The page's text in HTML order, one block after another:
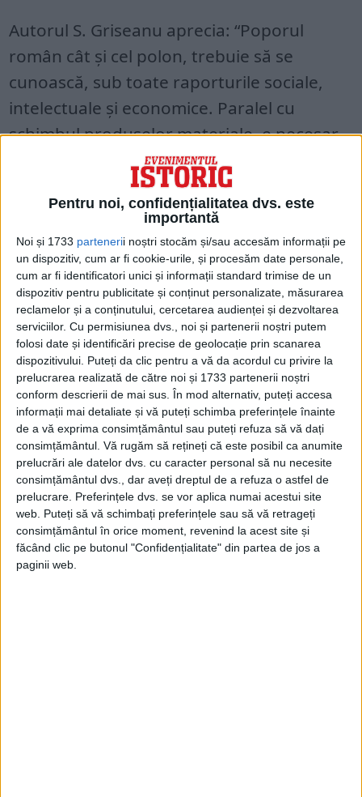
Pentru noi, confidențialitatea dvs. este
importantă
Noi și 1733 partenerii noștri stocăm și/sau accesăm informații pe
un dispozitiv, cum ar fi cookie-urile, și procesăm date personale,
cum ar fi identificatori unici și informații standard trimise de un
dispozitiv pentru publicitate și conținut personalizate, măsurarea
reclamelor și a conținutului, cercetarea audienței și dezvoltarea
serviciilor. Cu permisiunea dvs., noi și partenerii noștri putem
folosi date și identificări precise de geolocație prin scanarea
dispozitivului. Puteți da clic pentru a vă da acordul cu privire la
prelucrarea realizată de către noi și 1733 partenerii noștri
conform descrierii de mai sus. În mod alternativ, puteți accesa
informații mai detaliate și vă puteți schimba preferințele înainte
de a vă exprima consimțământul sau puteți refuza să vă dați
consimțământul. Vă rugăm să rețineți că este posibil ca anumite
prelucrări ale datelor dvs. cu caracter personal să nu necesite
consimțământul dvs., dar aveți dreptul de a refuza o astfel de
prelucrare. Preferințele dvs. se vor aplica numai acestui site
web. Puteți să vă schimbați preferințele sau să vă retrageți
consimțământul în orice moment, revenind la acest site și
făcând clic pe butonul "Confidențialitate" din partea de jos a
paginii web.
Autorul S. Griseanu aprecia: “Poporul
român cât şi cel polon, trebuie să se
cunoască, sub toate raporturile sociale,
intelectuale şi economice. Paralel cu
schimbul produselor materiale, e necesar
şi schimbul de idei politice, literare şi
artistice. Ca o consecinţă naturală,
relaţiunile polono-române, trebuie să ia o
desvoltare din ce în ce mai mare”.
Polonia reuşise să ajungă, în 1922, la 90 la
sută din producţia de cereale, la 95 la sută
la creşterea vitelor, în comparaţie cu cea
dinainte de război, iar la extracţia de